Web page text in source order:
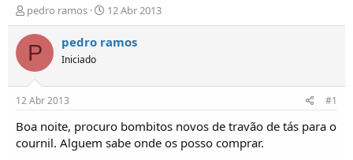
I
n
i
i
d
o
r
e
pedro ramos
D
a
t
í
i
12 Abr 2013
P pedro ramos
Iniciado
12 Abr 2013 #1
Boa noite, procuro bombitos novos de travão de tás para o
cournil. Alguem sabe onde os posso comprar.